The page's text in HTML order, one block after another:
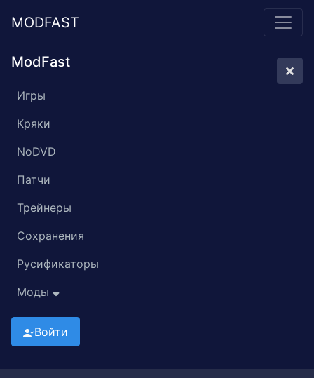
MODFAST
ModFast
Игры
Кряки
NoDVD
Патчи
Трейнеры
Сохранения
Русификаторы
Моды
Войти